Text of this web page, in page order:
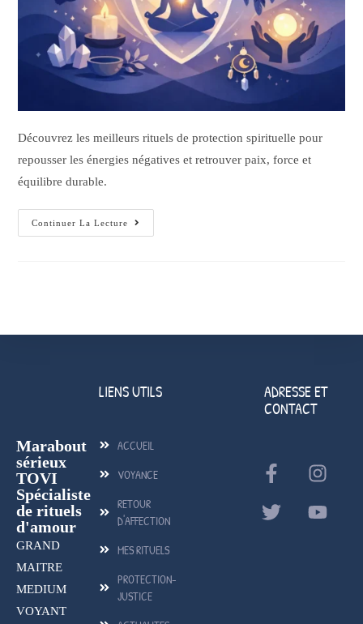
Découvrez les meilleurs rituels de protection spirituelle pour
repousser les énergies négatives et retrouver paix, force et
équilibre durable.
Continuer La Lecture
Marabout
sérieux
TOVI
Spécialiste
de rituels
d'amour
GRAND
MAITRE
MEDIUM
VOYANT
LIENS UTILS
ACCUEIL
VOYANCE
RETOUR
D'AFFECTION
MES RITUELS
PROTECTION-
JUSTICE
ADRESSE ET
CONTACT